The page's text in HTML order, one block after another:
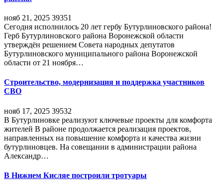
нояб 21, 2025 39351
Сегодня исполнилось 20 лет гербу Бутурлиновского района!
Герб Бутурлиновского района Воронежской области
утверждён решением Совета народных депутатов
Бутурлиновского муниципального района Воронежской
области от 21 ноября…
Строительство, модернизация и поддержка участников
СВО
нояб 17, 2025 39532
В Бутурлиновке реализуют ключевые проекты для комфорта
жителей В районе продолжается реализация проектов,
направленных на повышение комфорта и качества жизни
бутурлиновцев. На совещании в администрации района
Александр…
В Нижнем Кисляе построили тротуары